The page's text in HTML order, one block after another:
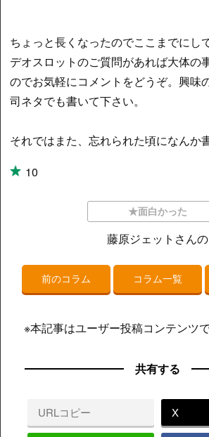
ちょっと長くなったのでここまでにし
デオスロットのご質問があれば大体の
のでお気軽にコメントをどうぞ。興味
司ネタでも書いて下さい。
それではまた、忘れられた頃になんか
10
★面白かった
藤原ジェットさんの
前のコラム コラム一覧
※本記事はユーザー投稿コンテンツで
共有する
URLコピー X